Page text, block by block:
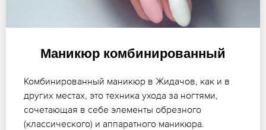
Маникюр комбинированный
Комбинированный маникюр в Жидачов, как и в
других местах, это техника ухода за ногтями,
сочетающая в себе элементы обрезного
(классического) и аппаратного маникюра.